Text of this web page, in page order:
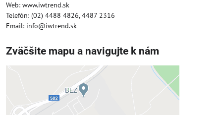
Web: www.iwtrend.sk
Telefón: (02) 4488 4826, 4487 2316
Email: info@iwtrend.sk
Zväčšite mapu a navigujte k nám
Externý obsah je blokovaný